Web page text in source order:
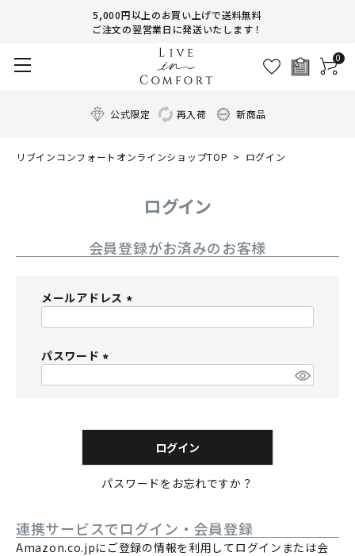
5,000円以上のお買い上げで送料無料
ご注文の翌営業日に発送いたします！
0
公式限定 再入荷 新商品
リブインコンフォートオンラインショップTOP ログイン
ログイン
会員登録がお済みのお客様
メールアドレス
パスワード
)
ログイン
パスワードをお忘れですか？
連携サービスでログイン・会員登録
Amazon.co.jpにご登録の情報を利用してログインまたは会